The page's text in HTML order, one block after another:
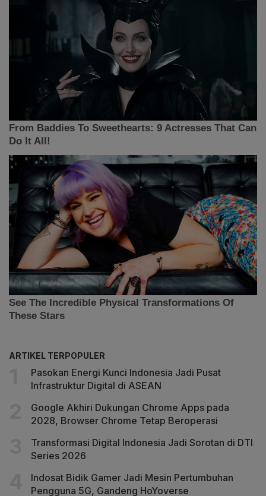
ARTIKEL TERPOPULER
Pasokan Energi Kunci Indonesia Jadi Pusat
Infrastruktur Digital di ASEAN
Google Akhiri Dukungan Chrome Apps pada
2028, Browser Chrome Tetap Beroperasi
Transformasi Digital Indonesia Jadi Sorotan di DTI
Series 2026
Indosat Bidik Gamer Jadi Mesin Pertumbuhan
Pengguna 5G, Gandeng HoYoverse